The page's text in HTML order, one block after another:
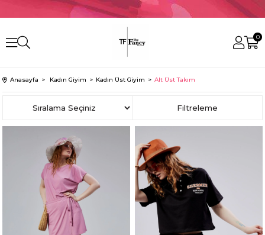
0
Anasayfa Kadın Giyim Kadın Üst Giyim Alt Üst Takım
Filtreleme
Sıralama